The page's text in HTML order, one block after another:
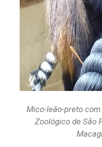
Mico-leão-preto
Zoológico de São